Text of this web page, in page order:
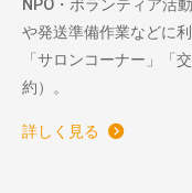
NPO・ボランティア活
や発送準備作業などに
「サロンコーナー」「
約）。
詳しく見る